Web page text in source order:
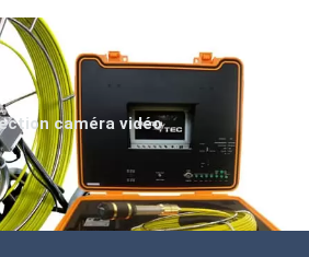
caméra vidéo